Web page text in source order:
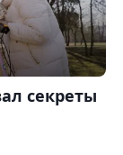
секреты